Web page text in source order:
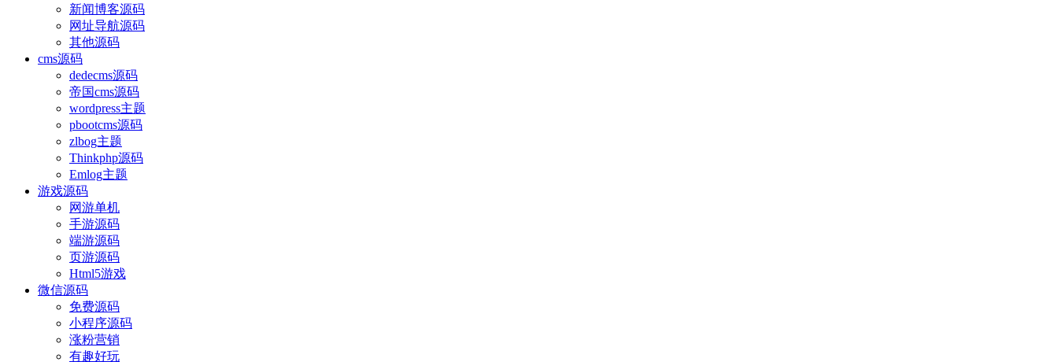
新闻博客源码
网址导航源码
其他源码
cms源码
dedecms源码
帝国cms源码
wordpress主题
pbootcms源码
zlbog主题
Thinkphp源码
Emlog主题
游戏源码
网游单机
手游源码
端游源码
页游源码
Html5游戏
微信源码
免费源码
小程序源码
涨粉营销
有趣好玩